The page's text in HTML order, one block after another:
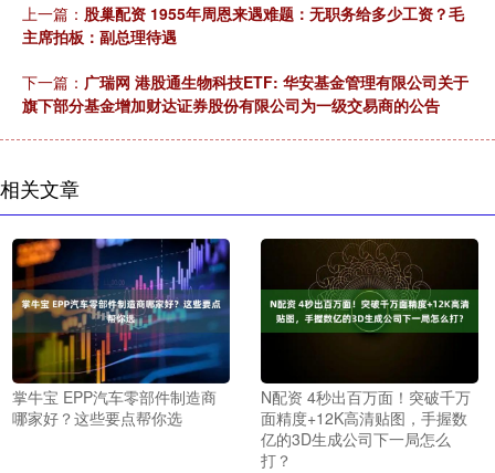
上一篇： 股巢配资 1955年周恩来遇难题：无职务给多少工资？毛
主席拍板：副总理待遇
下一篇： 广瑞网 港股通生物科技ETF: 华安基金管理有限公司关于
旗下部分基金增加财达证券股份有限公司为一级交易商的公告
相关文章
掌牛宝 EPP汽车零部件制造商
哪家好？这些要点帮你选
N配资 4秒出百万面！突破千万
面精度+12K高清贴图，手握数
亿的3D生成公司下一局怎么
打？